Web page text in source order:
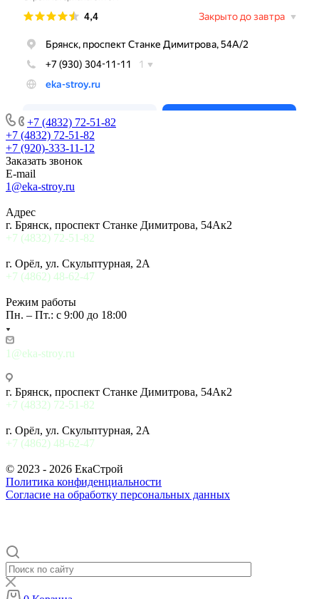
+7 (4832) 72-51-82
+7 (4832) 72-51-82
+7 (920)-333-11-12
Заказать звонок
E-mail
1@eka-stroy.ru
Адрес
г. Брянск, проспект Станке Димитрова, 54Ак2
+7 (4832) 72-51-82
г. Орёл, ул. Скульптурная, 2А
+7 (4862) 48-62-47
Режим работы
Пн. – Пт.: с 9:00 до 18:00
1@eka-stroy.ru
г. Брянск, проспект Станке Димитрова, 54Ак2
+7 (4832) 72-51-82
г. Орёл, ул. Скульптурная, 2А
+7 (4862) 48-62-47
© 2023 - 2026 ЕкаСтрой
Политика конфиденциальности
Согласие на обработку персональных данных